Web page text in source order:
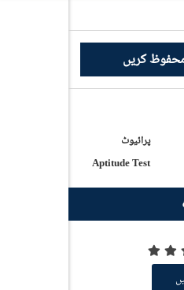
کریں
پرائیوٹ
Aptitude Test